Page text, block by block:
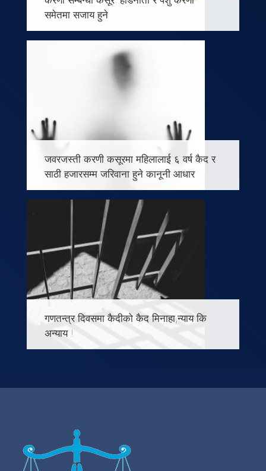
समेतमा सजाय हुने
नेपालमा पछिल्लो समयमा बलात्कारका दर्जनौं
घटनाहरु घटिरहेका छन् । यस्ता घटनाका ६
महिनाकी शिशु बालिका देखि ७० बर्ष माथिका
घटनाहरुमा कडा कानूनी सजाय माग हुँदै आएको र
बलात्कारीलाई फाँसीको सजाँय माग गर्दै चर्का
जवरजस्ती करणी कसूरमा महिलालाई ६ वर्ष कैद र
साठी हजारसम्म जरिवाना हुने कानूनी आधार
– शीतल पाण्डे केही समय पहिले एउटा भिडियो
सार्वजनिक भयो । जसमा १४ वर्षको बालकद्धारा
नाता पर्ने महिलालाई गर्भवति बनाई बच्चा समेत
जन्मिएको भनिएको छ । भिडियोमा प्रश्नकर्ताहरु
ती १४ बर्षे बालकसँग ती काकी नाताकी महिला
साँच्चै सम्बन्धमा थिईन् वा
गणतन्त्र दिवसमा कैदीको कैद मिनाहा,न्याय कि
अन्याय !
समाज र उस्को परिस्थिती नै उस्ले गर्ने हरेक कृया
कलापको